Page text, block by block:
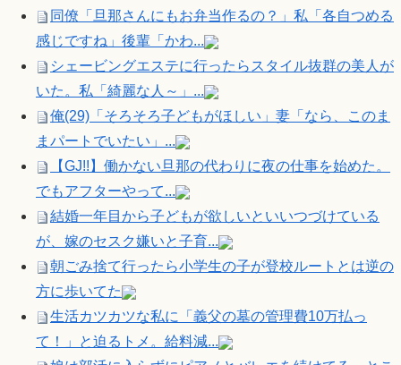
同僚「旦那さんにもお弁当作るの？」私「各自つめる
感じですね」後輩「かわ...
シェービングエステに行ったらスタイル抜群の美人が
いた。私「綺麗な人～」...
俺(29)「そろそろ子どもがほしい」妻「なら、このま
まパートでいたい」...
【GJ!!】働かない旦那の代わりに夜の仕事を始めた。
でもアフターやって...
結婚一年目から子どもが欲しいといいつづけている
が、嫁のセスク嫌いと子育...
朝ごみ捨て行ったら小学生の子が登校ルートとは逆の
方に歩いてた
生活カツカツな私に「義父の墓の管理費10万払っ
て！」と迫るトメ。給料減...